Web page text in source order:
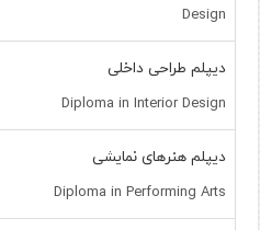
Design
دیپلم طراحی داخلی
Diploma in Interior Design
دیپلم هنرهای نمایشی
Diploma in Performing Arts